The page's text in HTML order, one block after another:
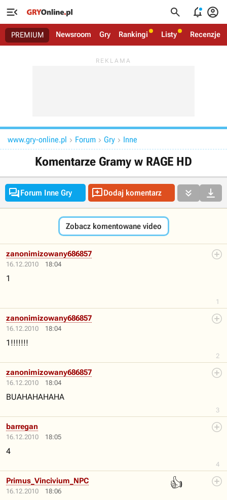
   
PREMIUM Newsroom Gry Rankingi Listy Recenzje
www.gry-online.pl  Forum  Gry  Inne
Komentarze Gramy w RAGE HD
Forum Inne Gry Dodaj komentarz  
Zobacz komentowane video
16.12.2010 18:04
1
zanonimizowany686857
1
16.12.2010 18:04
2
zanonimizowany686857
1!!!!!!!
16.12.2010 18:04
3
zanonimizowany686857
BUAHAHAHAHA
16.12.2010 18:05
4
barregan
4
16.12.2010 18:06
👍
Primus_Vincivium_NPC